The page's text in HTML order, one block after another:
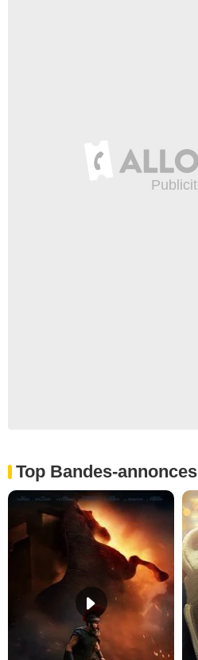
Top Bandes-annonces